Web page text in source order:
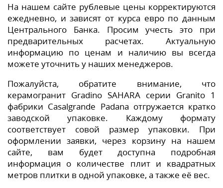
На нашем сайте рублевые цены корректируются
ежедневно, и зависят от курса евро по данным
Центрального Банка. Просим учесть это при
предварительных расчетах. Актуальную
информацию по ценам и наличию вы всегда
можете уточнить у наших менеджеров.
Пожалуйста, обратите внимание, что
керамогранит Gradino SAHARA серии Granito 1
фабрики Casalgrande Padana отгружается кратко
заводской упаковке. Каждому формату
соответствует совой размер упаковки. При
оформлении заявки, через корзину на нашем
сайте, вам будет доступна подробная
информация о количестве плит и квадратных
метров плитки в одной упаковке, а также её вес.